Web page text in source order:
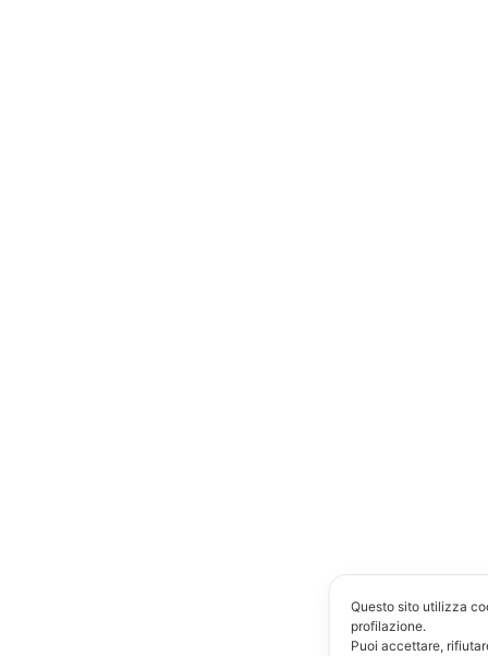
Questo sito utilizza
profilazione.
Puoi accettare,